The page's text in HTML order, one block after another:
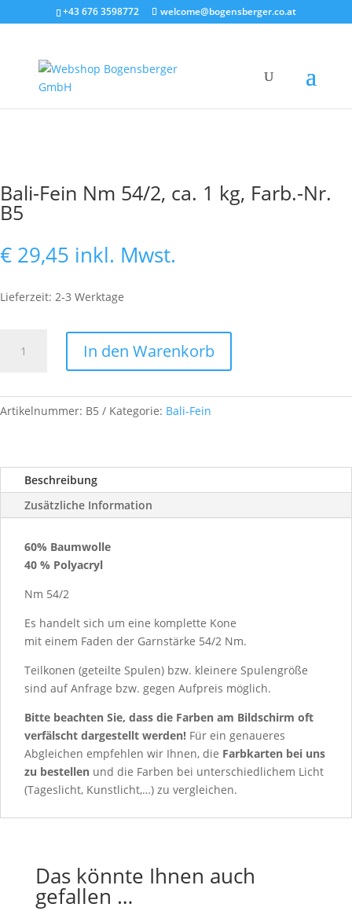
+43 676 3598772 welcome@bogensberger.co.at
Bali-Fein Nm 54/2, ca. 1 kg, Farb.-Nr.
B5
€ 29,45 inkl. Mwst.
Lieferzeit: 2-3 Werktage
ca.
Farb.-
Menge
In den Warenkorb
Artikelnummer: B5 Kategorie: Bali-Fein
Beschreibung
Zusätzliche Information
60% Baumwolle
40 % Polyacryl
Nm 54/2
Es handelt sich um eine komplette Kone
mit einem Faden der Garnstärke 54/2 Nm.
Teilkonen (geteilte Spulen) bzw. kleinere Spulengröße
sind auf Anfrage bzw. gegen Aufpreis möglich.
Bitte beachten Sie, dass die Farben am Bildschirm oft
verfälscht dargestellt werden! Für ein genaueres
Abgleichen empfehlen wir Ihnen, die Farbkarten bei uns
zu bestellen und die Farben bei unterschiedlichem Licht
(Tageslicht, Kunstlicht,…) zu vergleichen.
Das könnte Ihnen auch
gefallen …